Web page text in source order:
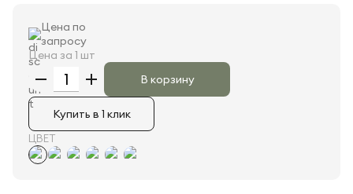
Цена по
запросу
Цена за 1 шт
В корзину
Купить в 1 клик
ЦВЕТ